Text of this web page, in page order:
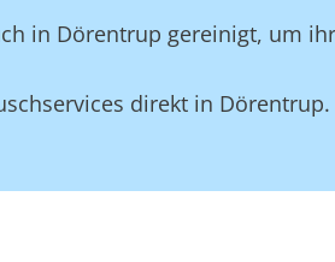
in Dörentrup gereinigt, um
direkt in Dörentrup.